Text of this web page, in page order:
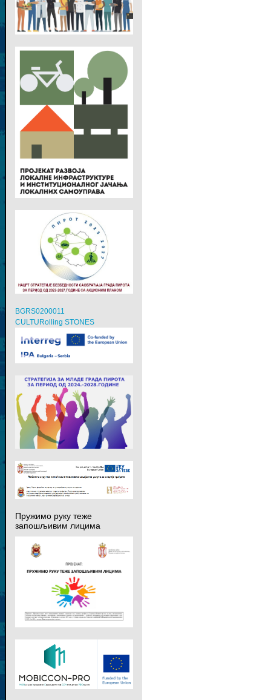
BGRS0200011
CULTURolling STONES
Пружимо руку теже
запошљивим лицима